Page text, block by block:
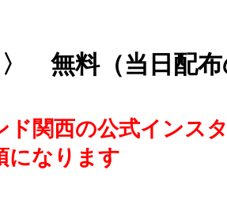
〉 無料（当日配
関西の公式インス
になります